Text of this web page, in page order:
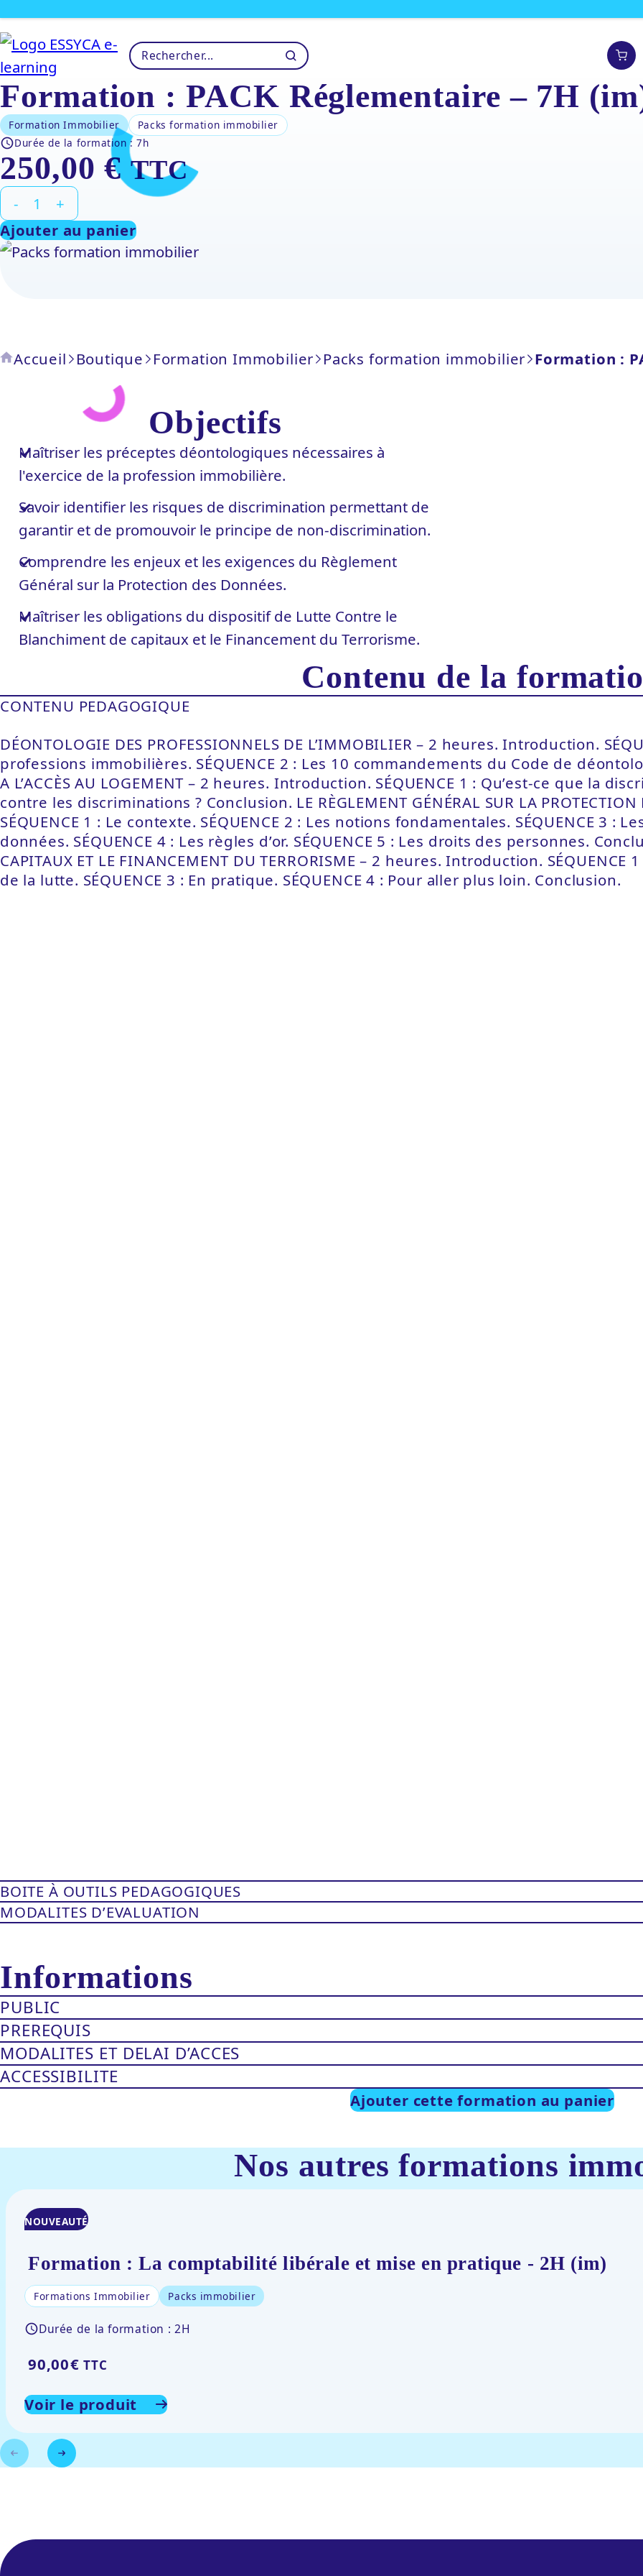
Formation : PACK Réglementaire – 7H
Formation Immobilier
Packs formation immobilier
Durée de la formation :7h
250,00€ TTC
-
quantité
de
Formation
:
+
Ajouter au panier
Accueil Boutique Formation Immobilier Packs formation immobilier Formation :
Objectifs
Maîtriser les préceptes déontologiques nécessaires à
l'exercice de la profession immobilière.
Savoir identifier les risques de discrimination permettant de
garantir et de promouvoir le principe de non-discrimination.
Comprendre les enjeux et les exigences du Règlement
Général sur la Protection des Données.
Maîtriser les obligations du dispositif de Lutte Contre le
Blanchiment de capitaux et le Financement du Terrorisme.
Contenu de la
CONTENU PEDAGOGIQUE
DÉONTOLOGIE DES PROFESSIONNELS DE L’IMMOBILIER – 2 heures. Introduction.
professions immobilières. SÉQUENCE 2 : Les 10 commandements du Code de
A L’ACCÈS AU LOGEMENT – 2 heures. Introduction. SÉQUENCE 1 : Qu’est-ce que la
contre les discriminations ? Conclusion. LE RÈGLEMENT GÉNÉRAL SUR LA
SÉQUENCE 1 : Le contexte. SÉQUENCE 2 : Les notions fondamentales. SÉQUENCE 3 :
données. SÉQUENCE 4 : Les règles d’or. SÉQUENCE 5 : Les droits des personnes.
CAPITAUX ET LE FINANCEMENT DU TERRORISME – 2 heures. Introduction. SÉQUENCE
de la lutte. SÉQUENCE 3 : En pratique. SÉQUENCE 4 : Pour aller plus loin. Conclusion.
BOITE À OUTILS PEDAGOGIQUES
MODALITES D’EVALUATION
Informations
PUBLIC
PREREQUIS
MODALITES ET DELAI D’ACCES
ACCESSIBILITE
Ajouter cette formation au panier
Nos autres formations
NOUVEAUTÉ
Formation : La comptabilité libérale et mise en pratique - 2H (im)
Formations Immobilier Packs immobilier
Durée de la formation : 2H
90,00€ TTC
Voir le produit